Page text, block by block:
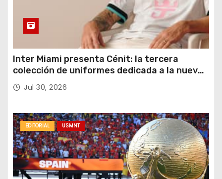
Inter Miami presenta Cénit: la tercera
colección de uniformes dedicada a la nueva
casa y al logro del club en nuevas alturas
Jul 30, 2026
EDITORIAL USMNT